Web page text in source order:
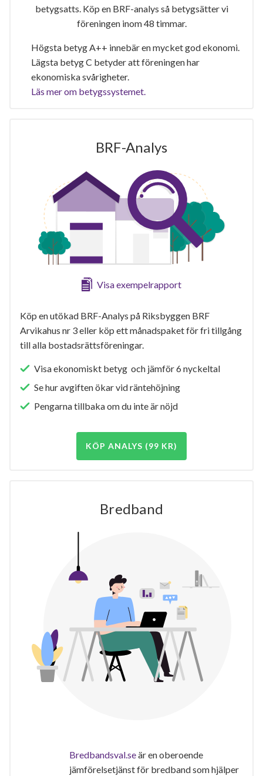
betygsatts. Köp en BRF-analys så betygsätter vi
föreningen inom 48 timmar.
Högsta betyg A++ innebär en mycket god ekonomi.
Lägsta betyg C betyder att föreningen har
ekonomiska svårigheter.
Läs mer om betygssystemet.
BRF-Analys
Visa exempelrapport
Köp en utökad BRF-Analys på Riksbyggen BRF
Arvikahus nr 3 eller köp ett månadspaket för fri tillgång
till alla bostadsrättsföreningar.
Visa ekonomiskt betyg och jämför 6 nyckeltal
Se hur avgiften ökar vid räntehöjning
Pengarna tillbaka om du inte är nöjd
KÖP ANALYS (99 KR)
Bredband
Bredbandsval.seär en oberoende
jämförelsetjänst för bredband som hjälper